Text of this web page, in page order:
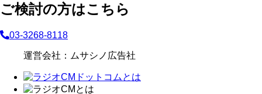
ご検討の方はこちら
03-3268-8118
運営会社：ムサシノ広告社